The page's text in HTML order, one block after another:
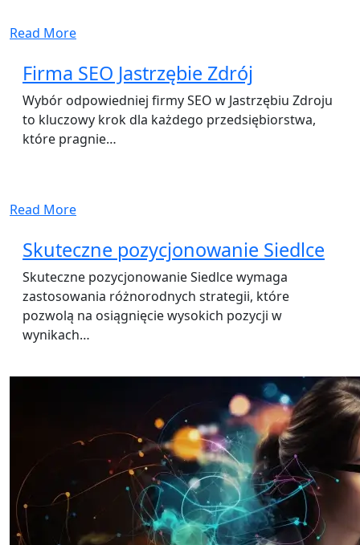
Read More
Firma SEO Jastrzębie Zdrój
Wybór odpowiedniej firmy SEO w Jastrzębiu Zdroju
to kluczowy krok dla każdego przedsiębiorstwa,
które pragnie…
Read More
Skuteczne pozycjonowanie Siedlce
Skuteczne pozycjonowanie Siedlce wymaga
zastosowania różnorodnych strategii, które
pozwolą na osiągnięcie wysokich pozycji w
wynikach…